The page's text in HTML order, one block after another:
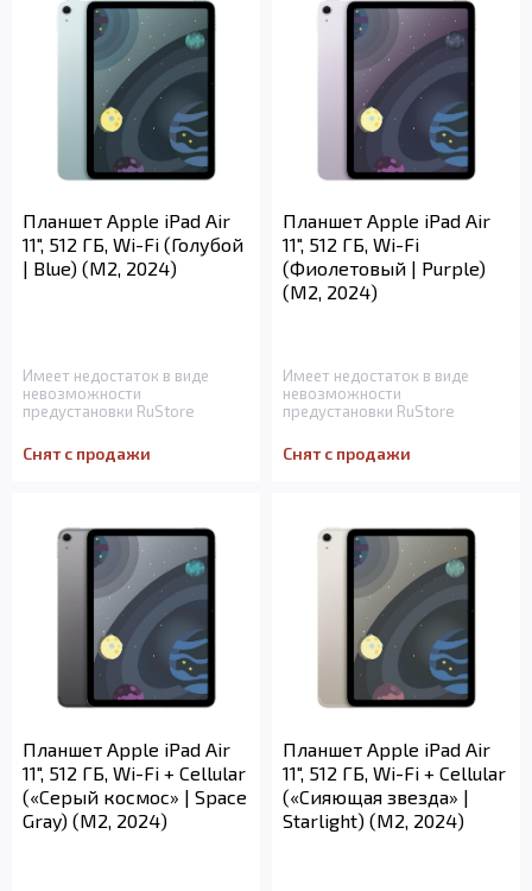
Планшет Apple iPad Air
11", 512 ГБ, Wi-Fi (Голубой
| Blue) (M2, 2024)
Имеет недостаток в виде
невозможности
предустановки RuStore
Снят с продажи
Планшет Apple iPad Air
11", 512 ГБ, Wi-Fi
(Фиолетовый | Purple)
(M2, 2024)
Имеет недостаток в виде
невозможности
предустановки RuStore
Снят с продажи
Планшет Apple iPad Air
11", 512 ГБ, Wi-Fi + Cellular
(«Серый космос» | Space
Gray) (M2, 2024)
Планшет Apple iPad Air
11", 512 ГБ, Wi-Fi + Cellular
(«Сияющая звезда» |
Starlight) (M2, 2024)